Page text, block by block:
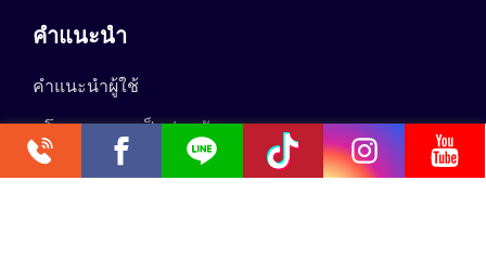
คำแนะนำ
คำแนะนำผู้ใช้
นโยบายความเป็นส่วนตัว
0.048224s